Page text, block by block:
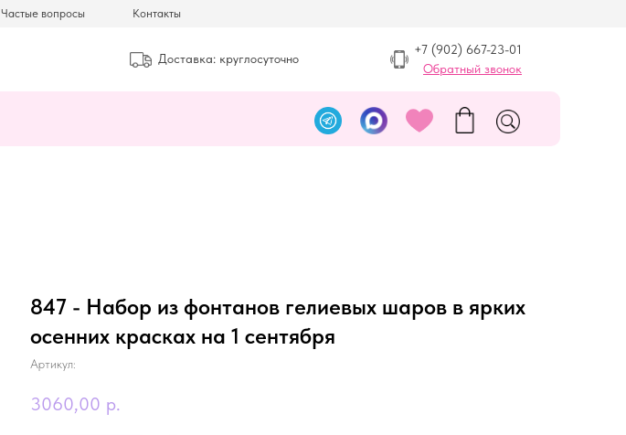
Частые вопросы Контакты
+7 (902) 667-23-01
Обратный звонок
Доставка: круглосуточно
847 - Набор из фонтанов гелиевых шаров в ярких
осенних красках на 1 сентября
Артикул:
3060,00 р.